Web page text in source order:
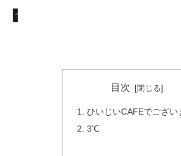
つぶやき
目次
ひいじいCAFEでござい
3℃